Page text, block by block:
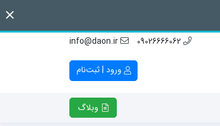
09026666062
info@daon.ir
ورود | ثبت‌نام
وبلاگ